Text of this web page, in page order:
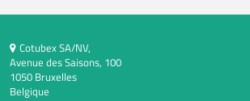
Cotubex SA/NV,
Avenue des Saisons, 100
1050 Bruxelles
Belgique